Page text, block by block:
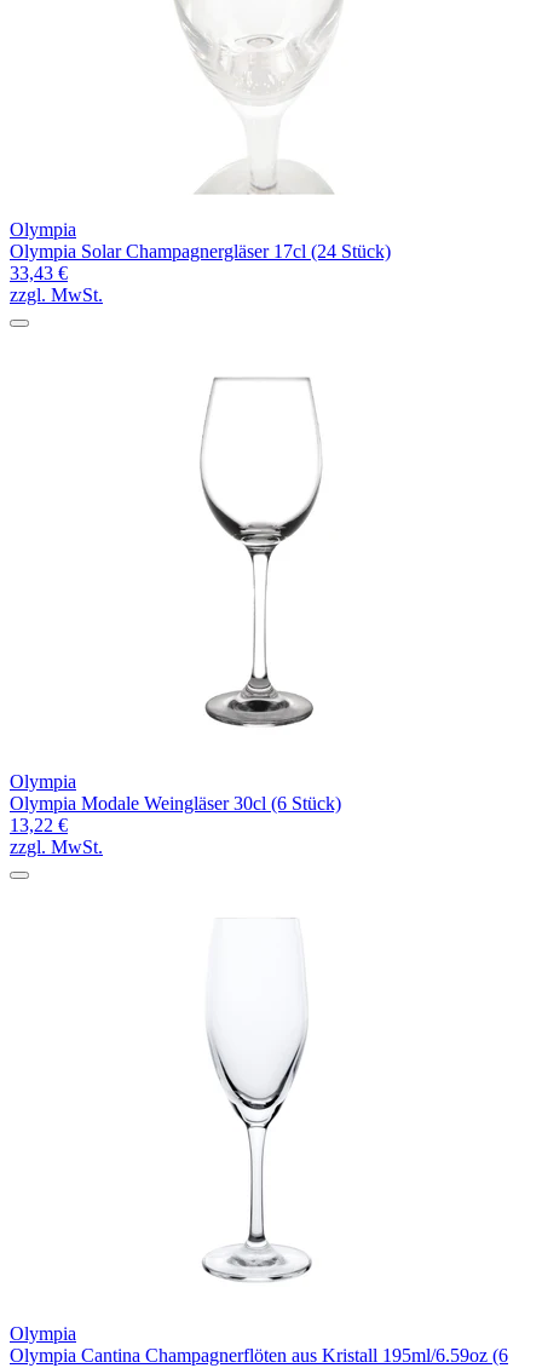
Olympia
Olympia Solar Champagnergläser 17cl (24 Stück)
33,43 €
zzgl. MwSt.
Olympia
Olympia Modale Weingläser 30cl (6 Stück)
13,22 €
zzgl. MwSt.
Olympia
Olympia Cantina Champagnerflöten aus Kristall 195ml/6.59oz (6